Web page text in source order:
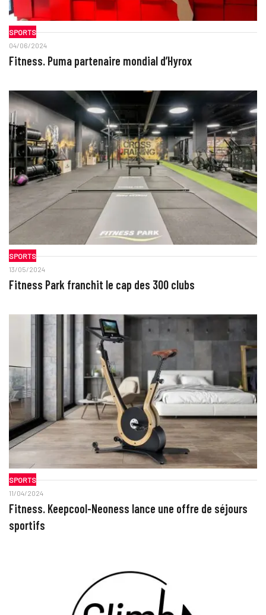
SPORTS
04/06/2024
Fitness. Puma partenaire mondial d’Hyrox
SPORTS
13/05/2024
Fitness Park franchit le cap des 300 clubs
SPORTS
11/04/2024
Fitness. Keepcool-Neoness lance une offre de séjours
sportifs